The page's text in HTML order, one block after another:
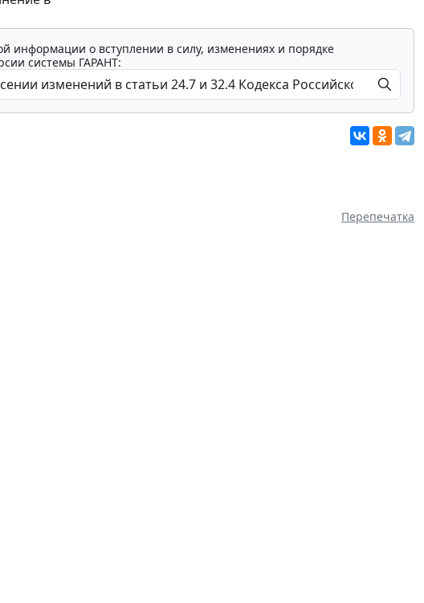
информации о вступлении в силу, изменениях и порядке
системы ГАРАНТ:
Перепечатка